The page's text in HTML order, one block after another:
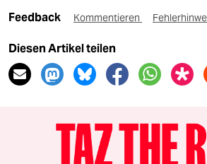
Feedback Kommentieren
Diesen Artikel teilen